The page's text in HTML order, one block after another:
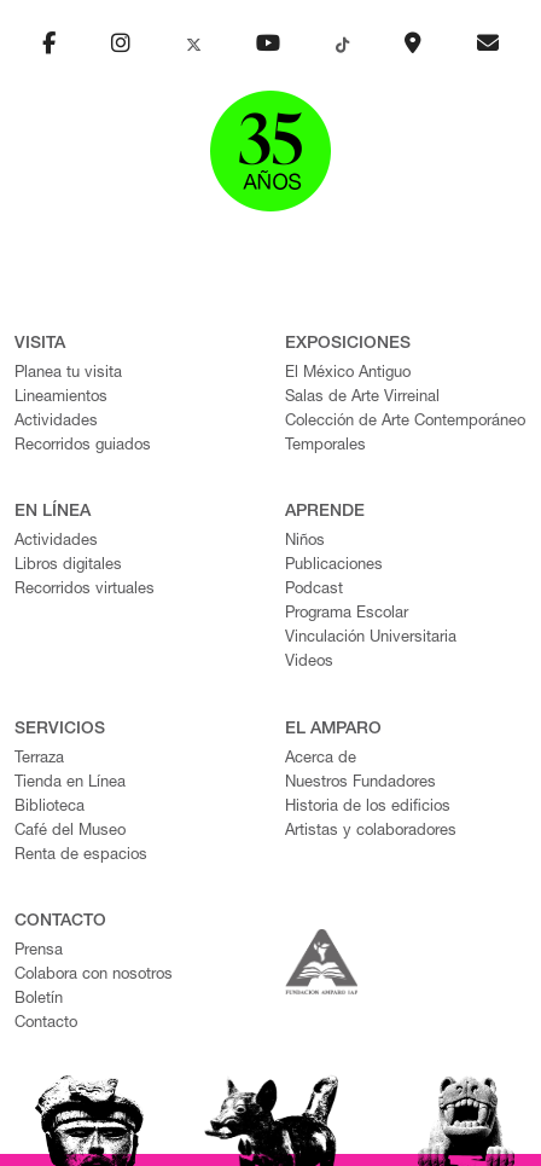
VISITA
Planea tu visita
Lineamientos
Actividades
Recorridos guiados
EXPOSICIONES
El México Antiguo
Salas de Arte Virreinal
Colección de Arte Contemporáneo
Temporales
EN LÍNEA
Actividades
Libros digitales
Recorridos virtuales
APRENDE
Niños
Publicaciones
Podcast
Programa Escolar
Vinculación Universitaria
Videos
SERVICIOS
Terraza
Tienda en Línea
Biblioteca
Café del Museo
Renta de espacios
EL AMPARO
Acerca de
Nuestros Fundadores
Historia de los edificios
Artistas y colaboradores
CONTACTO
Prensa
Colabora con nosotros
Boletín
Contacto